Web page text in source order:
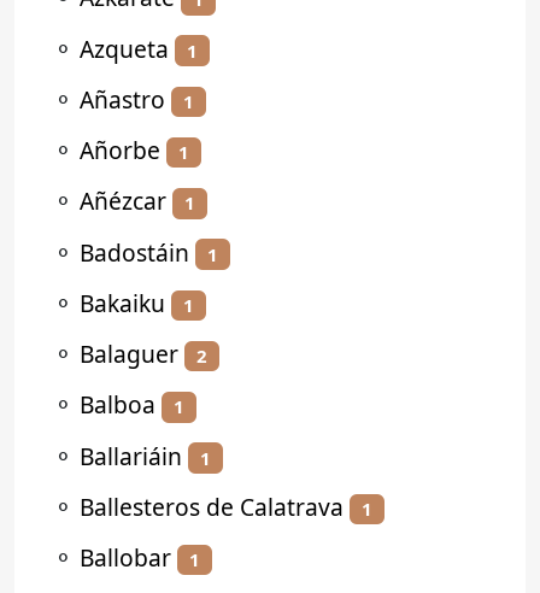
⚬ Azqueta 1
⚬ Añastro 1
⚬ Añorbe 1
⚬ Añézcar 1
⚬ Badostáin 1
⚬ Bakaiku 1
⚬ Balaguer 2
⚬ Balboa 1
⚬ Ballariáin 1
⚬ Ballesteros de Calatrava 1
⚬ Ballobar 1